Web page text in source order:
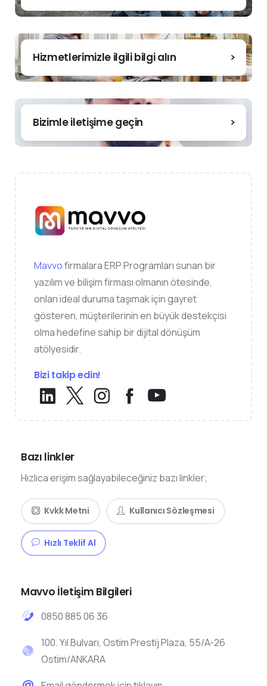
Hizmetlerimizle ilgili bilgi alın
Bizimle iletişime geçin
Mavvofirmalara ERP Programları sunan bir
yazılım ve bilişim firması olmanın ötesinde,
onları ideal duruma taşımak için gayret
gösteren, müşterilerinin en büyük destekçisi
olma hedefine sahip bir dijital dönüşüm
atölyesidir.
Bizi takip edin!
Bazı linkler
Hızlıca erişim sağlayabileceğiniz bazı linkler;
Kvkk Metni Kullanıcı Sözleşmesi
Hızlı Teklif Al
Mavvo İletişim Bilgileri
0850 885 06 36
100. Yıl Bulvarı, Ostim Prestij Plaza, 55/A-26
Ostim/ANKARA